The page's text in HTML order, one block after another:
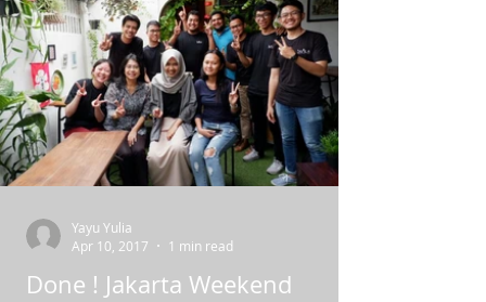
Done ! Jakarta Weekend
Yayu Yulia
Apr 10, 2017
1 min read